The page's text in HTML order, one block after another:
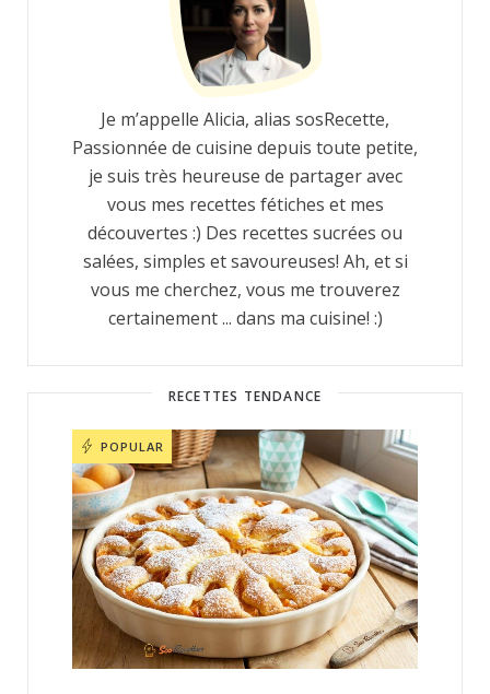
Je m’appelle Alicia, alias sosRecette,
Passionnée de cuisine depuis toute petite,
je suis très heureuse de partager avec
vous mes recettes fétiches et mes
découvertes :) Des recettes sucrées ou
salées, simples et savoureuses! Ah, et si
vous me cherchez, vous me trouverez
certainement ... dans ma cuisine! :)
RECETTES TENDANCE
POPULAR